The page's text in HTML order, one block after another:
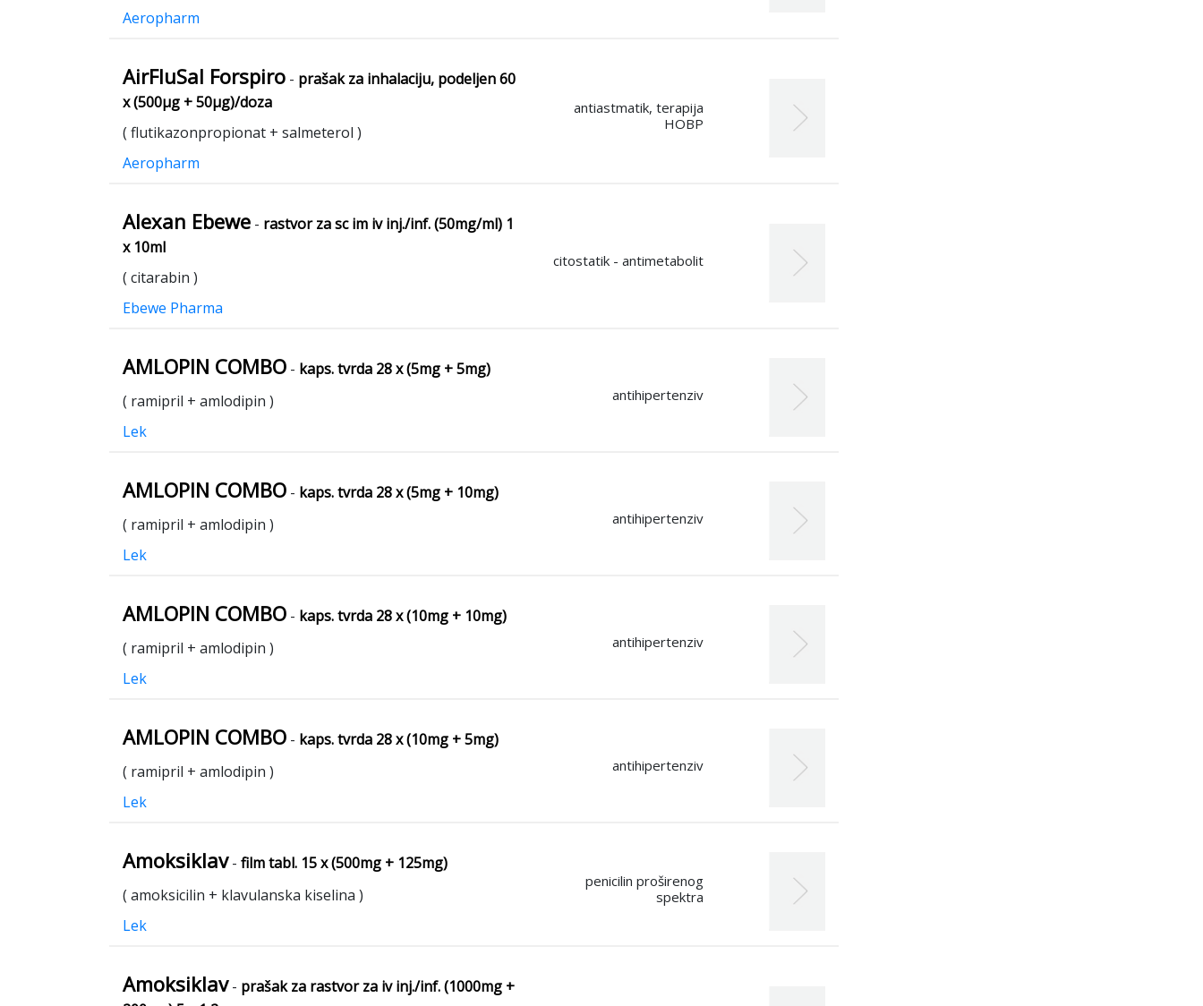
Aeropharm
AirFluSal Forspiro - prašak za inhalaciju, podeljen 60
x (500μg + 50μg)/doza
( flutikazonpropionat + salmeterol )
Aeropharm
antiastmatik, terapija
HOBP
Alexan Ebewe - rastvor za sc im iv inj./inf. (50mg/ml) 1
x 10ml
( citarabin )
Ebewe Pharma
citostatik - antimetabolit
AMLOPIN COMBO - kaps. tvrda 28 x (5mg + 5mg)
( ramipril + amlodipin )
Lek
antihipertenziv
AMLOPIN COMBO - kaps. tvrda 28 x (5mg + 10mg)
( ramipril + amlodipin )
Lek
antihipertenziv
AMLOPIN COMBO - kaps. tvrda 28 x (10mg + 10mg)
( ramipril + amlodipin )
Lek
antihipertenziv
AMLOPIN COMBO - kaps. tvrda 28 x (10mg + 5mg)
( ramipril + amlodipin )
Lek
antihipertenziv
Amoksiklav- film tabl. 15 x (500mg + 125mg)
( amoksicilin + klavulanska kiselina )
Lek
penicilin proširenog
spektra
Amoksiklav- prašak za rastvor za iv inj./inf. (1000mg +